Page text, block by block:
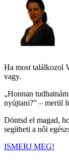
Ha most találkozol
vagy.
„Honnan
nyújtani?” – merül
Döntsd el magad,
segítheti a női
ISMERJ MEG!